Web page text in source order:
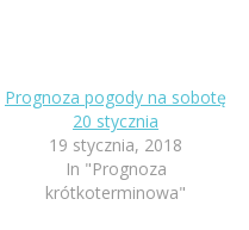
Prognoza pogody na sobotę
20 stycznia
19 stycznia, 2018
In "Prognoza
krótkoterminowa"